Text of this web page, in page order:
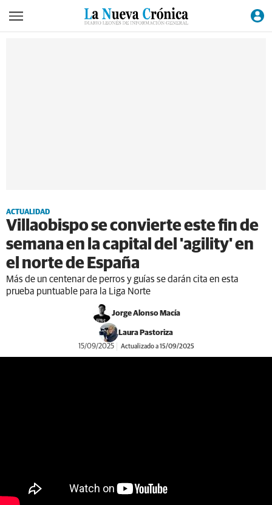
ACTUALIDAD
Villaobispo se convierte este fin de
semana en la capital del 'agility' en
el norte de España
Más de un centenar de perros y guías se darán cita en esta
prueba puntuable para la Liga Norte
Jorge Alonso Macía
Laura Pastoriza
15/09/2025 Actualizado a 15/09/2025